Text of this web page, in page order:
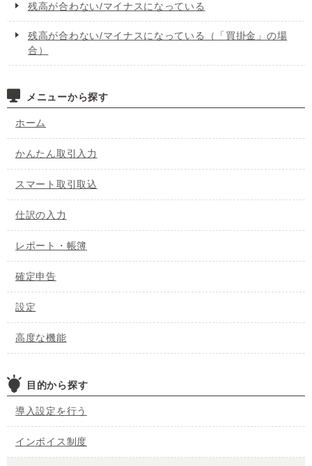
残高が合わない/マイナスになっている
残高が合わない/マイナスになっている（「買掛金」の場
合）
メニューから探す
ホーム
かんたん取引入力
スマート取引取込
仕訳の入力
レポート・帳簿
確定申告
設定
高度な機能
目的から探す
導入設定を行う
インボイス制度